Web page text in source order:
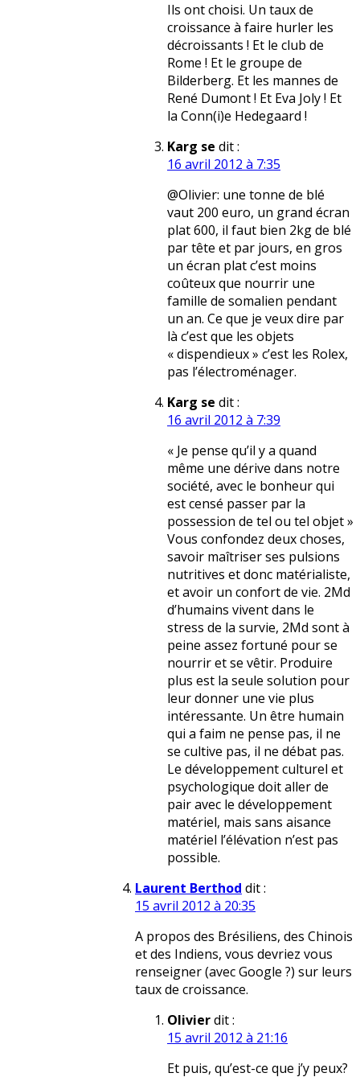
Ils ont choisi. Un taux de
croissance à faire hurler les
décroissants ! Et le club de
Rome ! Et le groupe de
Bilderberg. Et les mannes de
René Dumont ! Et Eva Joly ! Et
la Conn(i)e Hedegaard !
Karg se dit :
16 avril 2012 à 7:35
@Olivier: une tonne de blé
vaut 200 euro, un grand écran
plat 600, il faut bien 2kg de blé
par tête et par jours, en gros
un écran plat c’est moins
coûteux que nourrir une
famille de somalien pendant
un an. Ce que je veux dire par
là c’est que les objets
« dispendieux » c’est les Rolex,
pas l’électroménager.
Karg se dit :
16 avril 2012 à 7:39
« Je pense qu’il y a quand
même une dérive dans notre
société, avec le bonheur qui
est censé passer par la
possession de tel ou tel objet »
Vous confondez deux choses,
savoir maîtriser ses pulsions
nutritives et donc matérialiste,
et avoir un confort de vie. 2Md
d’humains vivent dans le
stress de la survie, 2Md sont à
peine assez fortuné pour se
nourrir et se vêtir. Produire
plus est la seule solution pour
leur donner une vie plus
intéressante. Un être humain
qui a faim ne pense pas, il ne
se cultive pas, il ne débat pas.
Le développement culturel et
psychologique doit aller de
pair avec le développement
matériel, mais sans aisance
matériel l’élévation n’est pas
possible.
Laurent Berthod dit :
15 avril 2012 à 20:35
A propos des Brésiliens, des Chinois
et des Indiens, vous devriez vous
renseigner (avec Google ?) sur leurs
taux de croissance.
Olivierdit :
15 avril 2012 à 21:16
Et puis, qu’est-ce que j’y peux?